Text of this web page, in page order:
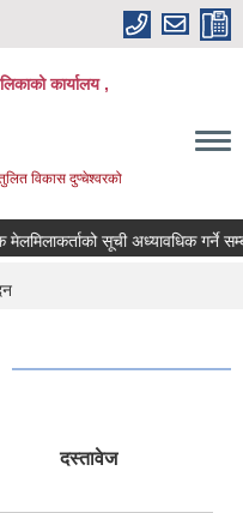
कार्यालय ,
विकास दुप्चेश्वरको
सूची अध्यावधिक गर्ने सम्बन्धी
दस्तावेज